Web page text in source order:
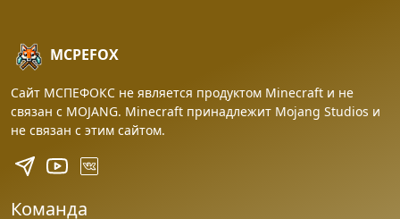
MCPEFOX
Сайт МСПЕФОКС не является продуктом Minecraft и не
связан с MOJANG. Minecraft принадлежит Mojang Studios и
не связан с этим сайтом.
Команда